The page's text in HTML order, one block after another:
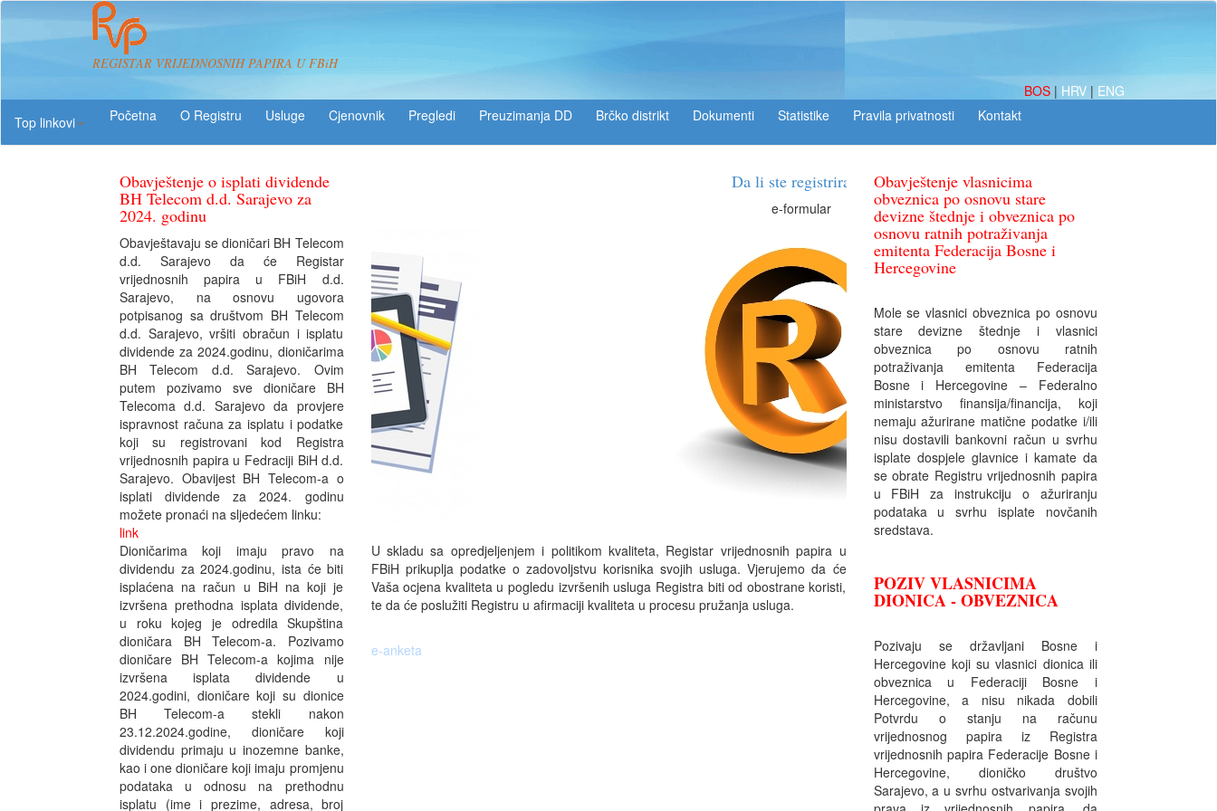
REGISTAR VRIJEDNOSNIH PAPIRA U FBiH
BOS | HRV | ENG
Top linkovi
O Registru Usluge Pregledi Preuzimanja DD Brčko distrikt Dokumenti Statistike
Obavještenje o isplati dividende
BH Telecom d.d. Sarajevo za
2024. godinu
Obavještavaju se dioničari BH Telecom
d.d. Sarajevo da će Registar
vrijednosnih papira u FBiH d.d.
Sarajevo, na osnovu ugovora
potpisanog sa društvom BH Telecom
d.d. Sarajevo, vršiti obračun i isplatu
dividende za 2024.godinu, dioničarima
BH Telecom d.d. Sarajevo. Ovim
putem pozivamo sve dioničare BH
Telecoma d.d. Sarajevo da provjere
ispravnost računa za isplatu i podatke
koji su registrovani kod Registra
vrijednosnih papira u Fedraciji BiH d.d.
Sarajevo. Obavijest BH Telecom-a o
isplati dividende za 2024. godinu
možete pronaći na sljedećem linku:
link
Dioničarima koji imaju pravo na
dividendu za 2024.godinu, ista će biti
isplaćena na račun u BiH na koji je
izvršena prethodna isplata dividende,
u roku kojeg je odredila Skupština
dioničara BH Telecom-a. Pozivamo
dioničare BH Telecom-a kojima nije
izvršena isplata dividende u
2024.godini, dioničare koji su dionice
BH Telecom-a stekli nakon
23.12.2024.godine, dioničare koji
dividendu primaju u inozemne banke,
kao i one dioničare koji imaju promjenu
podataka u odnosu na prethodnu
isplatu (ime i prezime, adresa, broj
U skladu sa opredjeljenjem i politikom kvaliteta, Registar vrijednosnih papira u
FBiH prikuplja podatke o zadovoljstvu korisnika svojih usluga. Vjerujemo da će
Vaša ocjena kvaliteta u pogledu izvršenih usluga Registra biti od obostrane koristi,
te da će poslužiti Registru u afirmaciji kvaliteta u procesu pružanja usluga.
e-anketa
Obavještenje vlasnicima
obveznica po osnovu stare
devizne štednje i obveznica po
osnovu ratnih potraživanja
emitenta Federacija Bosne i
Hercegovine
Mole se vlasnici obveznica po osnovu
stare devizne štednje i vlasnici
obveznica po osnovu ratnih
potraživanja emitenta Federacija
Bosne i Hercegovine – Federalno
ministarstvo finansija/financija, koji
nemaju ažurirane matične podatke i/ili
nisu dostavili bankovni račun u svrhu
isplate dospjele glavnice i kamate da
se obrate Registru vrijednosnih papira
u FBiH za instrukciju o ažuriranju
podataka u svrhu isplate novčanih
sredstava.
POZIV VLASNICIMA
DIONICA - OBVEZNICA
Pozivaju se državljani Bosne i
Hercegovine koji su vlasnici dionica ili
obveznica u Federaciji Bosne i
Hercegovine, a nisu nikada dobili
Potvrdu o stanju na računu
vrijednosnog papira iz Registra
vrijednosnih papira Federacije Bosne i
Hercegovine, dioničko društvo
Sarajevo, a u svrhu ostvarivanja svojih